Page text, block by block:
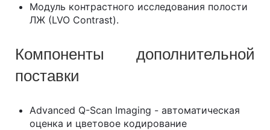
Модуль контрастного исследования полости
ЛЖ (LVO Contrast).
Компоненты дополнительной
поставки
Advanced Q-Scan Imaging - автоматическая
оценка и цветовое кодирование